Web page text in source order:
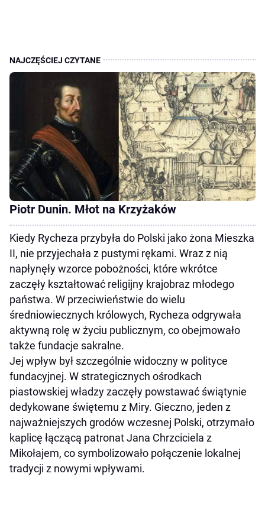
Piotr Dunin. Młot na Krzyżaków
Kiedy Rycheza przybyła do Polski jako żona Mieszka
II, nie przyjechała z pustymi rękami. Wraz z nią
napłynęły wzorce pobożności, które wkrótce
zaczęły kształtować religijny krajobraz młodego
państwa. W przeciwieństwie do wielu
średniowiecznych królowych, Rycheza odgrywała
aktywną rolę w życiu publicznym, co obejmowało
także fundacje sakralne.
Jej wpływ był szczególnie widoczny w polityce
fundacyjnej. W strategicznych ośrodkach
piastowskiej władzy zaczęły powstawać świątynie
dedykowane świętemu z Miry. Gieczno, jeden z
najważniejszych grodów wczesnej Polski, otrzymało
kaplicę łączącą patronat Jana Chrzciciela z
Mikołajem, co symbolizowało połączenie lokalnej
tradycji z nowymi wpływami.